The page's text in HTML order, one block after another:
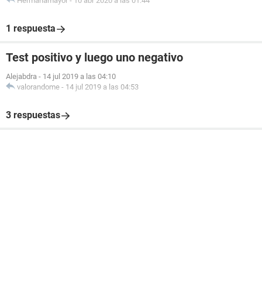
1 respuesta
Test positivo y luego uno negativo
Alejabdra - 14 jul 2019 a las 04:10
valorandome - 14 jul 2019 a las 04:53
3 respuestas